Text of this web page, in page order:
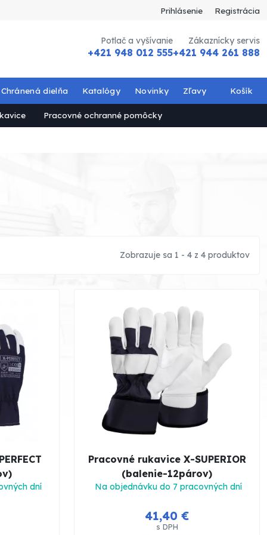
Prihlásenie Registrácia
Potlač a vyšívanie
+421 948 012 555
Zákaznícky servis
+421 944 261 888
Pracovné ochranné pomôcky
Chránená dielňa Katalógy Novinky Zľavy Košík
Zobrazuje sa 1 - 4 z 4 produktov
dní
Pracovné rukavice X-SUPERIOR
(balenie-12párov)
Na objednávku do 7 pracovných dní
41,40 €
s DPH